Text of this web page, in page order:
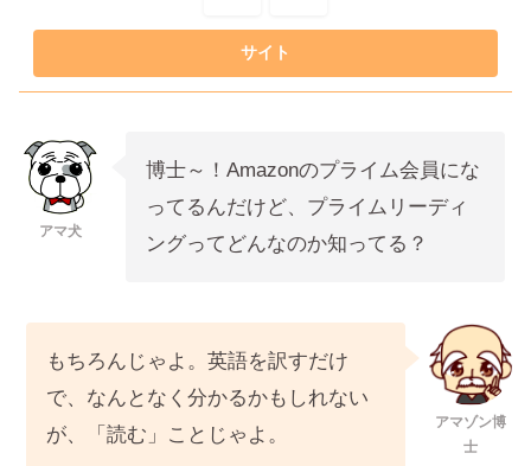
アマ犬
博士～！Amazonのプライム会員にな
ってるんだけど、プライムリーディ
ングってどんなのか知ってる？
もちろんじゃよ。英語を訳すだけ
で、なんとなく分かるかもしれない
が、「読む」ことじゃよ。
アマゾン博
士